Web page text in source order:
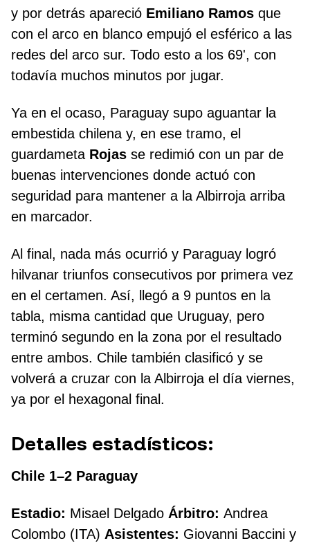
y por detrás apareció Emiliano Ramos que
con el arco en blanco empujó el esférico a las
redes del arco sur. Todo esto a los 69', con
todavía muchos minutos por jugar.
Ya en el ocaso, Paraguay supo aguantar la
embestida chilena y, en ese tramo, el
guardameta Rojas se redimió con un par de
buenas intervenciones donde actuó con
seguridad para mantener a la Albirroja arriba
en marcador.
Al final, nada más ocurrió y Paraguay logró
hilvanar triunfos consecutivos por primera vez
en el certamen. Así, llegó a 9 puntos en la
tabla, misma cantidad que Uruguay, pero
terminó segundo en la zona por el resultado
entre ambos. Chile también clasificó y se
volverá a cruzar con la Albirroja el día viernes,
ya por el hexagonal final.
Detalles estadísticos:
Chile 1–2 Paraguay
Estadio: Misael Delgado Árbitro: Andrea
Colombo (ITA) Asistentes: Giovanni Baccini y